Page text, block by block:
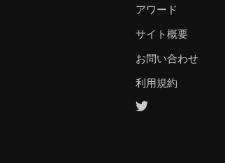
アワード
サイト概要
お問い合わせ
利用規約